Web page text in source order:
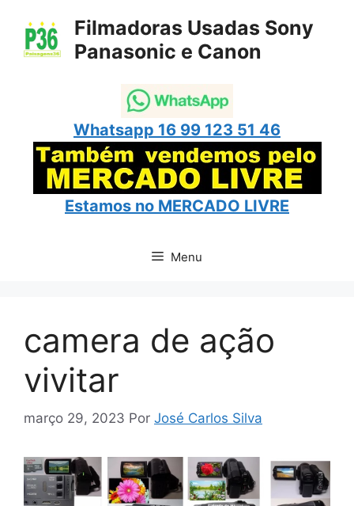
para
Filmadoras Usadas Sony
Panasonic e Canon
Whatsapp 16 99 123 51 46
Estamos no MERCADO LIVRE
Menu
camera de ação
vivitar
março 29, 2023 Por José Carlos Silva